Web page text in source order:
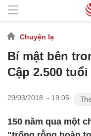
Chuyện lạ
Bí mật bên
Cập 2.500 tuổi
29/03/2018 - 19:05
150 năm qua một